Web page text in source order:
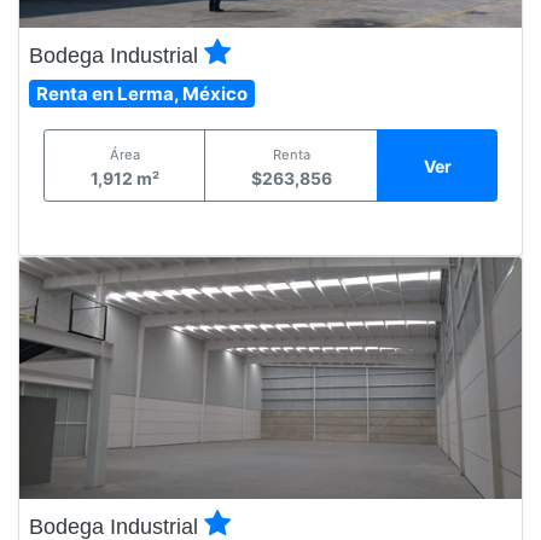
Bodega Industrial
Renta en Lerma, México
Área
1,912 m²
Renta
$263,856
Ver
Bodega Industrial